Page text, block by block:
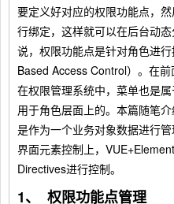
要定义好对应的权限功能点，
行绑定，这样就可以在后台动
说，权限功能点是针对角色进
Based Access Control）。在前
在权限管理系统中，菜单也是
用于角色层面上的。本篇随笔
是作为一个业务对象数据进行
界面元素控制上，
Directives进行控制。
1、 权限功能点管理